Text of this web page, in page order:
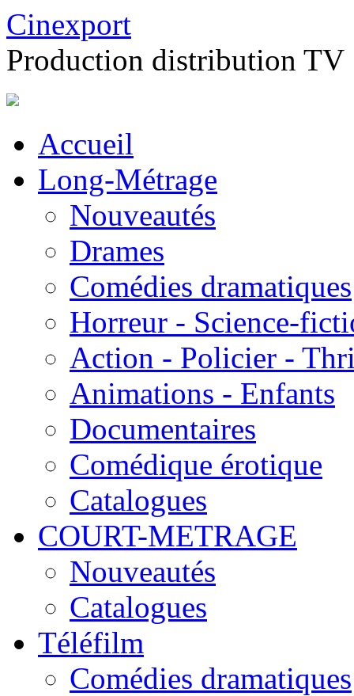
Cinexport
Production distribution TV
Accueil
Long-Métrage
Nouveautés
Drames
Comédies dramatiques
Horreur - Science-
Action - Policier -
Animations - Enfants
Documentaires
Comédique érotique
Catalogues
COURT-METRAGE
Nouveautés
Catalogues
Téléfilm
Comédies dramatiques